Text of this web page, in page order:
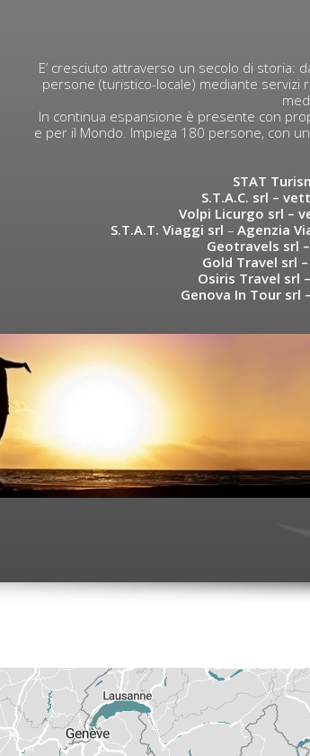
E’ cresciuto attraverso un secolo di storia:
persone (turistico-locale) mediante servizi
In continua espansione è presente con
e per il Mondo. Impiega 180 persone, con
STAT
S.T.A.C. srl –
Volpi Licurgo srl –
S.T.A.T. Viaggi srl –Agenzia
Geotravels srl
Gold Travel srl
Osiris Travel srl
Genova In Tour srl